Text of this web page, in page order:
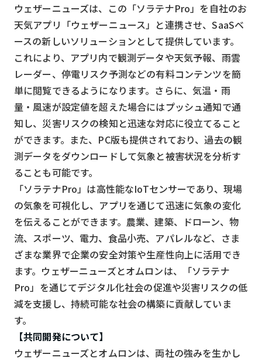
ニュース
デジタルサイネージ
カメラ
Wi-Fi
SaaS
AI
おすすめ
SIM
スマホ
リセット
検索する
ウェザーニューズは、この「ソラテナPro」を自社のお
天気アプリ「ウェザーニュース」と連携させ、SaaSベ
ースの新しいソリューションとして提供しています。
これにより、アプリ内で観測データや天気予報、雨雲
レーダー、停電リスク予測などの有料コンテンツを簡
単に閲覧できるようになります。さらに、気温・雨
量・風速が設定値を超えた場合にはプッシュ通知で通
知し、災害リスクの検知と迅速な対応に役立てること
ができます。また、PC版も提供されており、過去の観
測データをダウンロードして気象と被害状況を分析す
ることも可能です。
「ソラテナPro」は高性能なIoTセンサーであり、現場
の気象を可視化し、アプリを通じて迅速に気象の変化
を伝えることができます。農業、建築、ドローン、物
流、スポーツ、電力、食品小売、アパレルなど、さま
ざまな業界で企業の安全対策や生産性向上に活用でき
ます。ウェザーニューズとオムロンは、「ソラテナ
Pro」を通じてデジタル化社会の促進や災害リスクの低
減を支援し、持続可能な社会の構築に貢献していま
す。
【共同開発について】
ウェザーニューズとオムロンは、両社の強みを生かし